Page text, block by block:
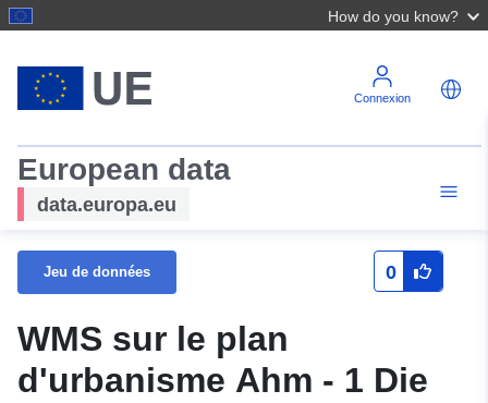
How do you know?
Connexion
European data
data.europa.eu
Jeu de données 0
WMS sur le plan
d'urbanisme Ahm - 1 Die